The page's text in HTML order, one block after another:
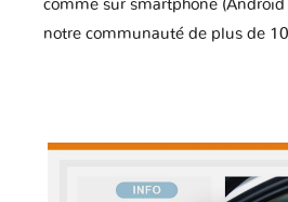
comme sur smartphone (Android
notre communauté de plus de